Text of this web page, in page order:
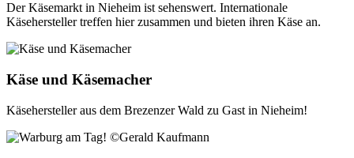
Der Käsemarkt in Nieheim ist sehenswert. Internationale
Käsehersteller treffen hier zusammen und bieten ihren Käse an.
Käse und Käsemacher
Käsehersteller aus dem Brezenzer Wald zu Gast in Nieheim!